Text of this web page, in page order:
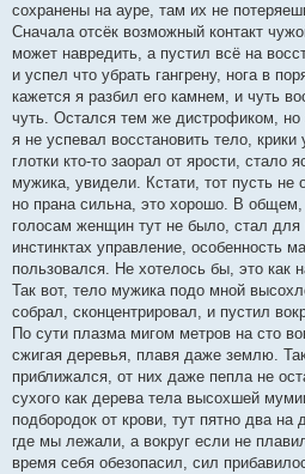
сохранены на ауре, там их не
Сначала отсёк возможный контакт
может навредить, а пустил всё на
и успел что убрать гангрену, нога в
кажется я разбил его камнем, и чуть
чуть. Остался тем же дистрофиком, но
я не успевал восстановить тело,
глотки кто-то заорал от ярости, стало
мужика, увидели. Кстати, тот пусть
но прана сильна, это хорошо. В
голосам женщин тут не было, стал для
инстинктах управление, особенность
пользовался. Не хотелось бы, это как
Так вот, тело мужика подо мной
собрал, сконцентрировал, и пустил
По сути плазма мигом метров на сто
сжигая деревья, плавя даже землю.
приближался, от них даже пепла не
сухого как дерева тела высохшей
подбородок от крови, тут пятно два на
где мы лежали, а вокруг если не
время себя обезопасил, сил